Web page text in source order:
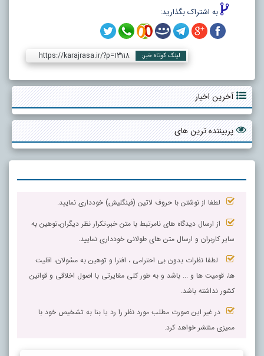
به اشتراک بگذارید:
لینک کوتاه خبر: https://karajrasa.ir/?p=13118
آخرین اخبار
پربیننده ترین های
لطفا از نوشتن با حروف لاتین (فینگلیش) خودداری نمایید.
از ارسال دیدگاه های نامرتبط با متن خبر،تکرار نظر دیگران،توهین به
سایر کاربران و ارسال متن های طولانی خودداری نمایید.
لطفا نظرات بدون بی احترامی ، افترا و توهین به مسٔولان، اقلیت
ها، قومیت ها و ... باشد و به طور کلی مغایرتی با اصول اخلاقی و قوانین
کشور نداشته باشد.
در غیر این صورت مطلب مورد نظر را رد یا بنا به تشخیص خود با
ممیزی منتشر خواهد کرد.